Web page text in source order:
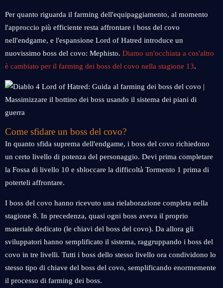
Per quanto riguarda il farming dell'equipaggiamento, al momento
l'approccio più efficiente resta affrontare i boss del covo
nell'endgame, e l'espansione Lord of Hatred introduce un
nuovissimo boss del covo: Mephisto. Diamo un'occhiata a cos'altro
è cambiato per il farming dei boss del covo nella stagione 13.
Come sfidare un boss del covo?
In quanto sfida suprema dell'endgame, i boss del covo richiedono
un certo livello di potenza del personaggio. Devi prima completare
la Fossa di livello 10 e sbloccare la difficoltà Tormento 1 prima di
poterteli affrontare.
I boss del covo hanno ricevuto una rielaborazione completa nella
stagione 8. In precedenza, quasi ogni boss aveva il proprio
materiale dedicato (le chiavi del boss del covo). Da allora gli
sviluppatori hanno semplificato il sistema, raggruppando i boss del
covo in tre livelli. Tutti i boss dello stesso livello ora condividono lo
stesso tipo di chiave del boss del covo, semplificando enormemente
il processo di farming dei boss.